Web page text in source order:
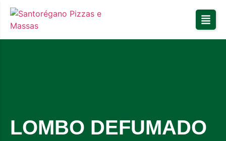
LOMBO DEFUMADO